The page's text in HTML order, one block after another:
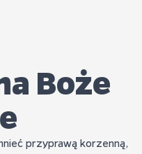
Boże
przyprawą korzenną,